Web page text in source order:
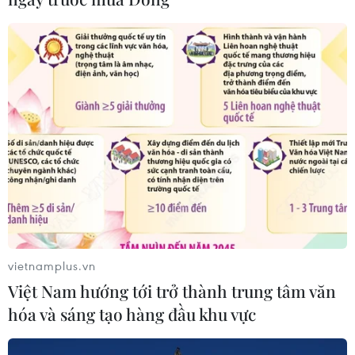
Tổng Bí thư, Chủ tịch nước Tô Lâm
sẽ thăm cấp Nhà nước tới Australia và
New Zealand
06/08/2026 04:30
Mỹ phát tín hiệu ủng hộ ổn định
đồng won của Hàn Quốc
05/08/2026 23:26
Nhật Bản: Nội các thông qua chính
sách giảm thuế tiêu thụ thực phẩm
xuống 1%
05/08/2026 15:30
vietnamplus.vn
Việt Nam hướng tới trở thành trung tâm văn
hóa và sáng tạo hàng đầu khu vực